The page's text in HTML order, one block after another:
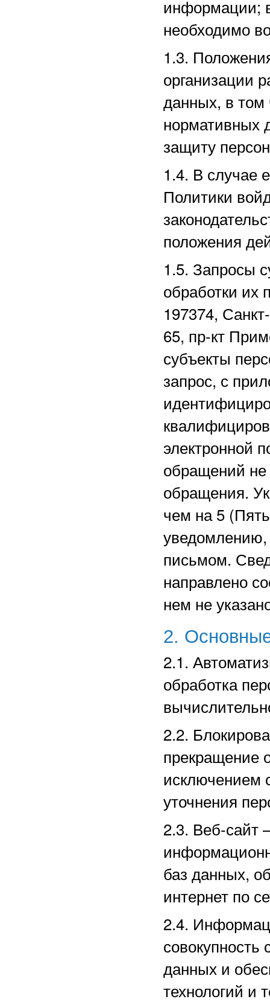
информации;
необходимо
1.3.
организации
данных, в том
нормативных
защиту
1.4. В случае
Политики
положения
1.5. Запросы
обработки их
197374,
65, пр-кт
субъекты
запрос, с
электронной
обращений
обращения.
чем на 5
уведомлению,
письмом.
направлено
нем не
2.
2.1.
обработка
2.2.
прекращение
исключением
уточнения
2.3. Веб-сайт
баз данных,
интернет по
2.4.
данных и
технологий и